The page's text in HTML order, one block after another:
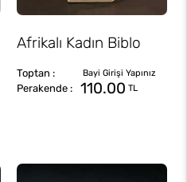
Afrikalı Kadın Biblo
110.00 TL